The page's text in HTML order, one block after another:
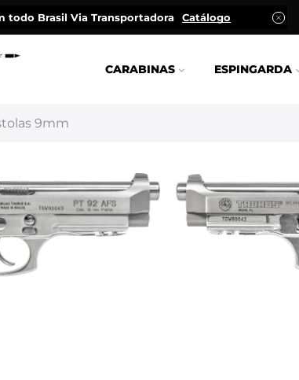
todo Brasil Via Transportadora Catálogo
CARABINAS ESPINGARDA
9mm